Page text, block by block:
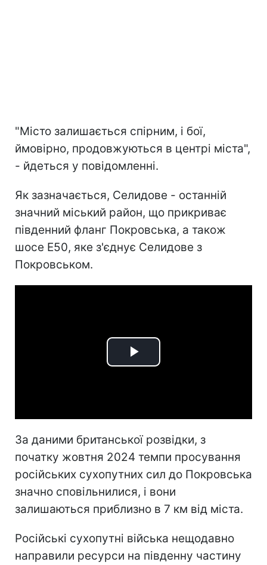
"Місто залишається спірним, і бої,
ймовірно, продовжуються в центрі міста",
- йдеться у повідомленні.
Як зазначається, Селидове - останній
значний міський район, що прикриває
південний фланг Покровська, а також
шосе E50, яке з'єднує Селидове з
Покровськом.
Play
За даними британської розвідки, з
початку жовтня 2024 темпи просування
російських сухопутних сил до Покровська
значно сповільнилися, і вони
залишаються приблизно в 7 км від міста.
Російські сухопутні війська нещодавно
направили ресурси на південну частину